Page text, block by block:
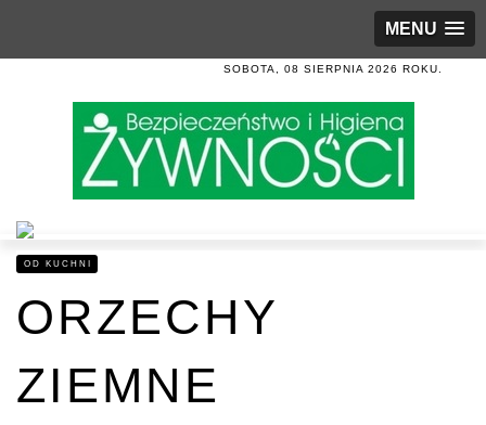
MENU
SOBOTA, 08 SIERPNIA 2026 ROKU.
OD KUCHNI
ORZECHY
ZIEMNE